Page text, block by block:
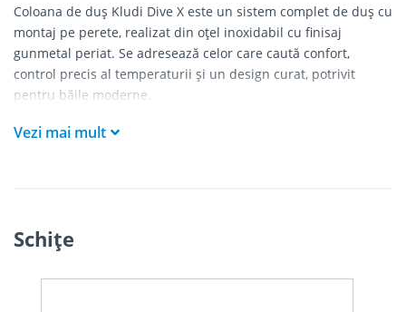
Coloana de duș Kludi Dive X este un sistem complet de duș cu
montaj pe perete, realizat din oțel inoxidabil cu finisaj
gunmetal periat. Se adresează celor care caută confort,
control precis al temperaturii și un design curat, potrivit
pentru băile moderne.
îndelungată în producția de produse sanitare de înaltă
temperatura apei la nivelul setat, indiferent de
Vezi mai mult
Schiţe